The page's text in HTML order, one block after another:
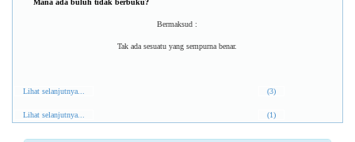
Mana ada buluh tidak berbuku?
Bermaksud :
Tak ada sesuatu yang sempurna benar.
Lihat selanjutnya... (3)
Lihat selanjutnya... (1)